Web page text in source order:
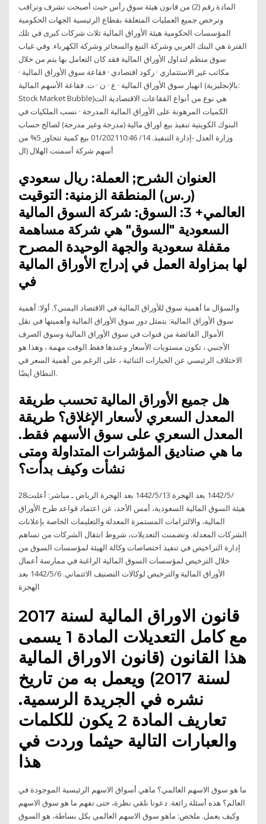
المادة رقم (2) من قانون هيئة سوق رأس حيث أصبحت تشرف وتراقب
وترخص جميع العمليات المتعلقة بقطاع الرئيسية الجهات الحكومية
المؤسسات الحكومية هيئة الأوراق المالية ثلاث شركات كبرى في تلك
الفترة هي البنك العربي وشركة التبغ والسجائر وشركة الكهرباء. وفي غياب
سوق منظم لتداول الأوراق المالية فقد كان التعامل بها يتم من خلال
مكاتب غير الاستثماري · ركود اقتصادي · فقاعة سوق الأوراق المالية ·
انهيار سوق الأوراق المالية · ع · ن · ت. فقاعة الأسهم المالية (بالإنجليزية:
Stock Market Bubble)‏ هي نوع من أنواع الفقاعات الاقتصادية الت
الكميات المرهونة على الأوراق المالية المدرجة · نسب الملكيات في
البنوك الكويتية تنفيذ بيع اوراق مالية (مدرجة وغير مدرجة) لصالح حساب
وزارة العدل -إدارة التنفيذ. 14/ 01/202110:46 بيع كمية تتجاوز 5% من
أسهم شركة أسمنت الهلال (ال
العنوان الشرح; العملة: ريال سعودي
(ر.س) المنطقة الزمنية: التوقيت
العالمي+ 3: السوق: شركة السوق المالية
السعودية "السوق" هي شركة مساهمة
مقفلة سعودية والجهة الوحيدة المصرح
لها بمزاولة العمل في إدراج الأوراق المالية
في
والسؤال ما أهمية سوق للأوراق المالية في الاقتصاد اليمني؟. أولا: أهمية
سوق الأوراق المالية: يتمثل دور سوق الأوراق المالية وأهميتها في نقل
الأموال الفائضة من قنوات في سوق الأوراق المالية وسوق الصرف
الأجنبي ، تكون مستويات الأسعار وعندها فقط الوقت مهمة ، وهذا هو
الاختلاف الرئيسي عن الخيارات الثنائية ، على الرغم من أهمية السعر في
النطاق أيضًا.
هل جميع الأوراق المالية تحسب طريقة
المعدل السعري لأسعار الإغلاق؟ طريقة
المعدل السعري على سوق الأسهم فقط.
ما هي صناديق المؤشرات المتداولة ومتى
نشأت وكيف بدأت؟
28‏‏/5‏‏/1442 بعد الهجرة 13‏‏/5‏‏/1442 بعد الهجرة الرياض ـ مباشر: أعلنت
هيئة السوق المالية السعودية، أمس الأحد، عن اعتماد قواعد طرح الأوراق
المالية، والالتزامات المستمرة المعدلة والتعليمات الخاصة بإعلانات
الشركات المعدلة. وتضمنت التعديلات، شروط انتقال الشركات من تساهم
إدارة التراخيص في تنفيذ اختصاصات وكالة الهيئة لمؤسسات السوق من
خلال الترخيص لمؤسسات السوق المالية الراغبة في ممارسة أعمال
الأوراق المالية والترخيص لوكالات التصنيف الائتماني. 6‏‏/5‏‏/1442 بعد
الهجرة
قانون الاوراق المالية لسنة 2017
مع كامل التعديلات المادة 1 يسمى
هذا القانون (قانون الاوراق المالية
لسنة 2017) ويعمل به من تاريخ
نشره في الجريدة الرسمية.
تعاريف المادة 2 يكون للكلمات
والعبارات التالية حيثما وردت في
هذا
ما هو سوق الاسهم العالمي؟ ماهي أسواق الاسهم الرئيسية الموجودة في
العالم؟ هذه أسئلة رائعة. دعونا نلقي نظرة، حتى تفهم ما هو سوق الاسهم
وكيف يعمل. ملخص: ماهو سوق الاسهم العالمي بكل بساطة، هو السوق